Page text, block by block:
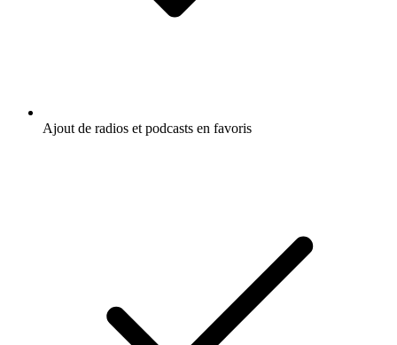
Ajout de radios et podcasts en favoris